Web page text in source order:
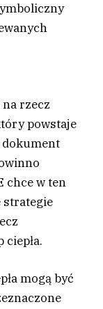
rzecz
powstaje
dokument
chce w ten
strategie
mogą być